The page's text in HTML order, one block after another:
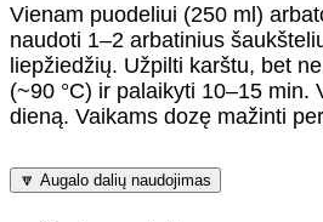
Vienam puodeliui (250 ml)
naudoti 1–2 arbatinius
liepžiedžių. Užpilti karštu, bet
(~90 °C) ir palaikyti 10–15 min.
dieną. Vaikams dozę mažinti
🔽 Augalo dalių naudojimas